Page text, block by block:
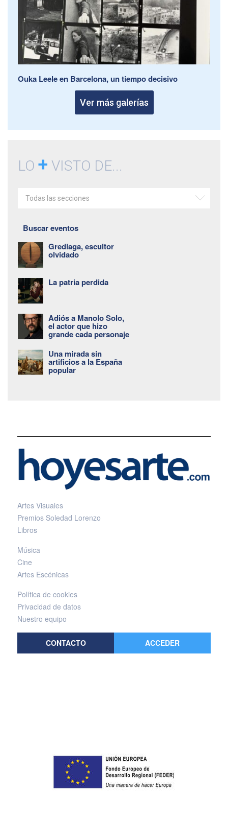
Ouka Leele en Barcelona, un tiempo decisivo
Ver más galerías
LO + VISTO DE...
Todas las secciones
Buscar eventos
Grediaga, escultor
olvidado
La patria perdida
Adiós a Manolo Solo,
el actor que hizo
grande cada personaje
Una mirada sin
artificios a la España
popular
Artes Visuales
Premios Soledad Lorenzo
Libros
Música
Cine
Artes Escénicas
Política de cookies
Privacidad de datos
Nuestro equipo
CONTACTO ACCEDER